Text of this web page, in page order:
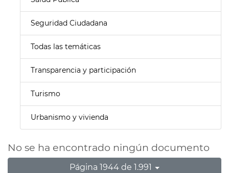
Seguridad Ciudadana
Todas las temáticas
Transparencia y participación
Turismo
Urbanismo y vivienda
No se ha encontrado ningún documento
Página 1944 de 1.991